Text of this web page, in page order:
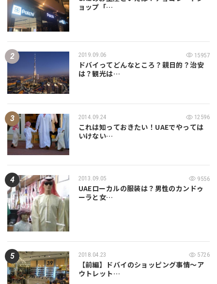
ョップ「…
2019.09.06 15957
ドバイってどんなところ？親日的？治安
は？観光は…
2014.09.24 12596
これは知っておきたい！UAEでやっては
いけない…
2013.09.05 9556
UAEローカルの服装は？男性のカンドゥ
ーラと女…
2018.04.23 5726
【前編】ドバイのショッピング事情～ア
ウトレット…